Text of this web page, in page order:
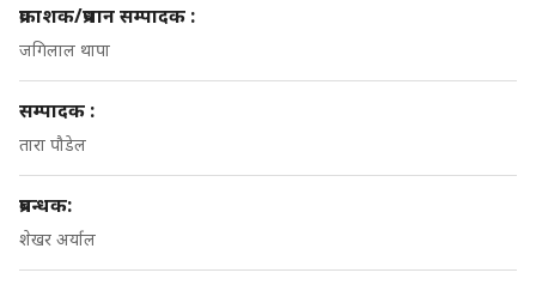
प्रकाशक/प्रधान सम्पादक :
जगिलाल थापा
सम्पादक :
तारा पौडेल
प्रबन्धक:
शेखर अर्याल